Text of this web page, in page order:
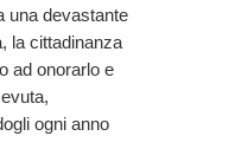
una devastante
la cittadinanza
ad onorarlo e
ogni anno